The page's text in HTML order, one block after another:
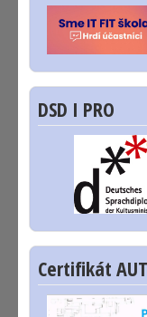
DSD I PRO
Certifikát